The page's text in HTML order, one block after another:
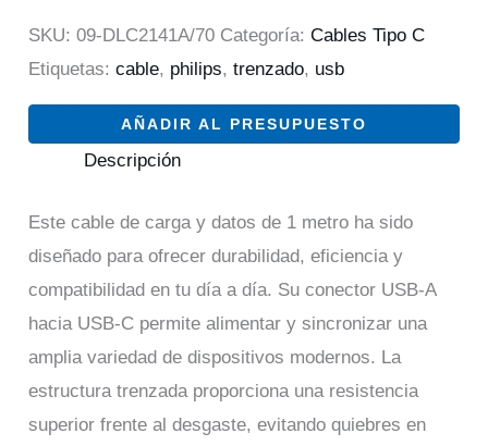
SKU:09-DLC2141A/70 Categoría:Cables Tipo C
Etiquetas:cable, philips,trenzado, usb
AÑADIR AL PRESUPUESTO
Descripción
Este cable de carga y datos de 1 metro ha sido
diseñado para ofrecer durabilidad, eficiencia y
compatibilidad en tu día a día. Su conector USB-A
hacia USB-C permite alimentar y sincronizar una
amplia variedad de dispositivos modernos. La
estructura trenzada proporciona una resistencia
superior frente al desgaste, evitando quiebres en